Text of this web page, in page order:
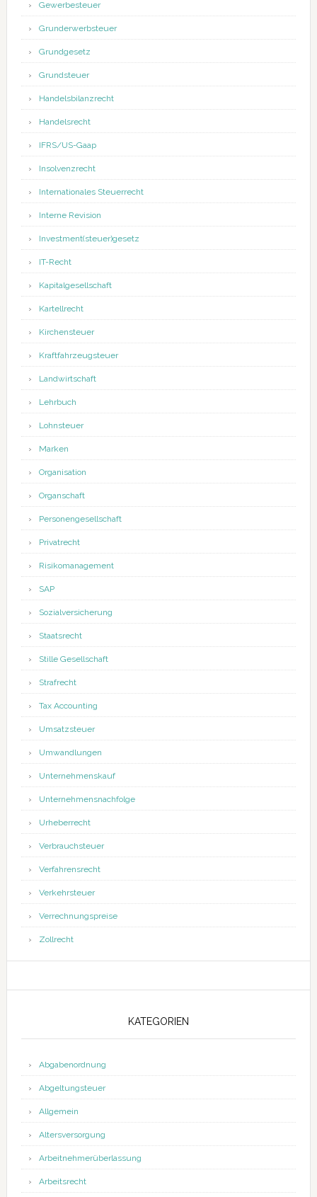
Gewerbesteuer
Grunderwerbsteuer
Grundgesetz
Grundsteuer
Handelsbilanzrecht
Handelsrecht
IFRS/US-Gaap
Insolvenzrecht
Internationales Steuerrecht
Interne Revision
Investment(steuer)gesetz
IT-Recht
Kapitalgesellschaft
Kartellrecht
Kirchensteuer
Kraftfahrzeugsteuer
Landwirtschaft
Lehrbuch
Lohnsteuer
Marken
Organisation
Organschaft
Personengesellschaft
Privatrecht
Risikomanagement
SAP
Sozialversicherung
Staatsrecht
Stille Gesellschaft
Strafrecht
Tax Accounting
Umsatzsteuer
Umwandlungen
Unternehmenskauf
Unternehmensnachfolge
Urheberrecht
Verbrauchsteuer
Verfahrensrecht
Verkehrsteuer
Verrechnungspreise
Zollrecht
KATEGORIEN
Abgabenordnung
Abgeltungsteuer
Allgemein
Altersversorgung
Arbeitnehmerüberlassung
Arbeitsrecht